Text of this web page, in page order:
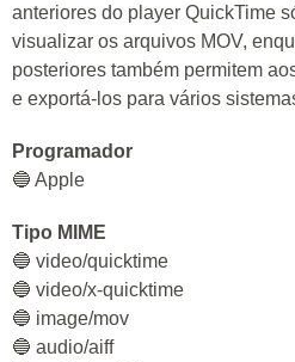
anteriores do player QuickTime
visualizar os arquivos MOV,
posteriores também permitem
e exportá-los para vários
Programador
🔵 Apple
Tipo MIME
🔵 video/quicktime
🔵 video/x-quicktime
🔵 image/mov
🔵 audio/aiff